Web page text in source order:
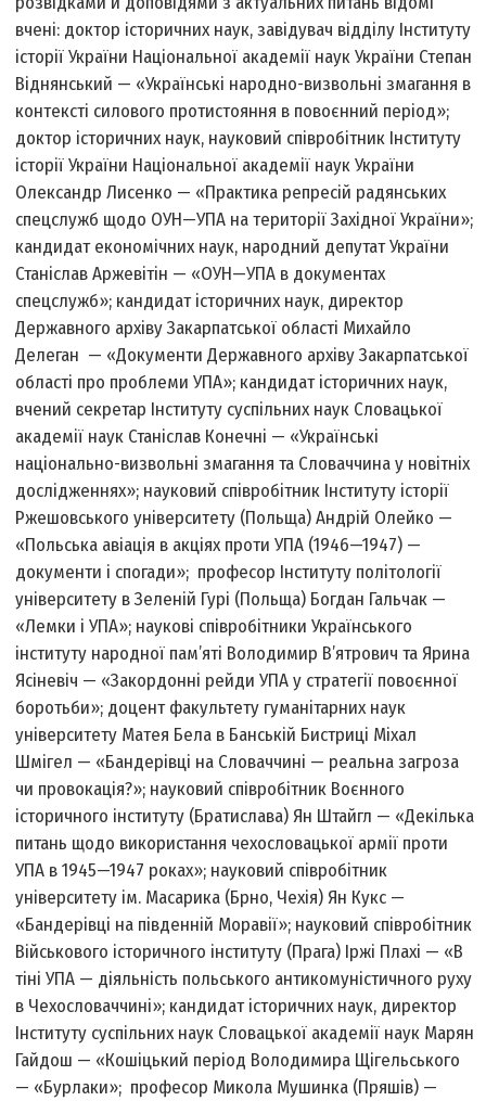
вчені: доктор історичних наук, завідувач відділу Інституту
історії України Національної академії наук України Степан
Віднянський — «Українські народно-визвольні змагання в
контексті силового протистояння в повоєнний період»;
доктор історичних наук, науковий співробітник Інституту
історії України Національної академії наук України
Олександр Лисенко — «Практика репресій радянських
спецслужб щодо ОУН—УПА на території Західної України»;
кандидат економічних наук, народний депутат України
Станіслав Аржевітін — «ОУН—УПА в документах
спецслужб»; кандидат історичних наук, директор
Державного архіву Закарпатської області Михайло
Делеган — «Документи Державного архіву Закарпатської
області про проблеми УПА»; кандидат історичних наук,
вчений секретар Інституту суспільних наук Словацької
академії наук Станіслав Конечні — «Українські
національно-визвольні змагання та Словаччина у новітніх
дослідженнях»; науковий співробітник Інституту історії
Ржешовського університету (Польща) Андрій Олейко —
«Польська авіація в акціях проти УПА (1946—1947) —
документи і спогади»; професор Інституту політології
університету в Зеленій Гурі (Польща) Богдан Гальчак —
«Лемки і УПА»; наукові співробітники Українського
інституту народної пам’яті Володимир В’ятрович та Ярина
Ясіневіч — «Закордонні рейди УПА у стратегії повоєнної
боротьби»; доцент факультету гуманітарних наук
університету Матея Бела в Банській Бистриці Міхал
Шмігел — «Бандерівці на Словаччині — реальна загроза
чи провокація?»; науковий співробітник Воєнного
історичного інституту (Братислава) Ян Штайгл — «Декілька
питань щодо використання чехословацької армії проти
УПА в 1945—1947 роках»; науковий співробітник
університету ім. Масарика (Брно, Чехія) Ян Кукс —
«Бандерівці на південній Моравії»; науковий співробітник
Військового історичного інституту (Прага) Іржі Плахі — «В
тіні УПА — діяльність польського антикомуністичного руху
в Чехословаччині»; кандидат історичних наук, директор
Інституту суспільних наук Словацької академії наук Марян
Гайдош — «Кошіцький період Володимира Щігельського
— «Бурлаки»; професор Микола Мушинка (Пряшів) —